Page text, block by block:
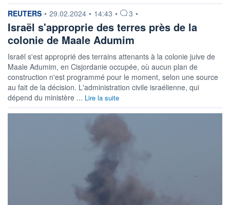
information fournie par
REUTERS • 29.02.2024 • 14:43 • 3 •
Israël s'approprie des terres près de la
colonie de Maale Adumim
Israël s'est approprié des terrains attenants à la colonie juive de
Maale Adumim, en Cisjordanie occupée, où aucun plan de
construction n'est programmé pour le moment, selon une source
au fait de la décision. L'administration civile israélienne, qui
dépend du ministère ... Lire la suite